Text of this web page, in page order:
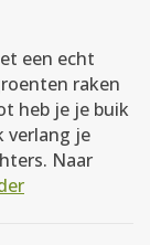
een echt
raken
heb je je buik
verlang je
Naar